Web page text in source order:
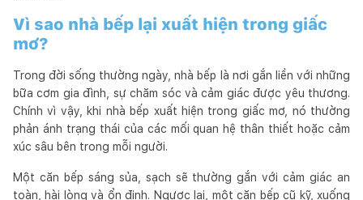
Vì sao nhà bếp lại xuất hiện trong giấc
mơ?
Trong đời sống thường ngày, nhà bếp là nơi gắn liền với những
bữa cơm gia đình, sự chăm sóc và cảm giác được yêu thương.
Chính vì vậy, khi nhà bếp xuất hiện trong giấc mơ, nó thường
phản ánh trạng thái của các mối quan hệ thân thiết hoặc cảm
xúc sâu bên trong mỗi người.
Một căn bếp sáng sủa, sạch sẽ thường gắn với cảm giác an
toàn, hài lòng và ổn định. Ngược lại, một căn bếp cũ kỹ, xuống